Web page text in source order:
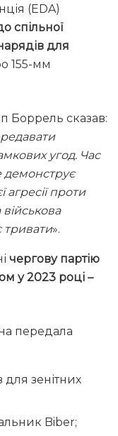
(EDA)
спільної
для
155-мм
Боррель сказав:
угод. Час
демонструє
проти
тривати».
чергову партію
у 2023 році –
передала
для зенітних
Biber;